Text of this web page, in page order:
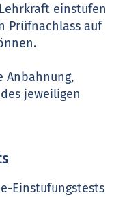
einstufen
Prüfnachlass auf
Anbahnung,
jeweiligen
Einstufungstests